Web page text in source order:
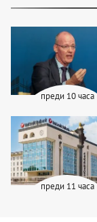
преди 10 часа
преди 11 часа